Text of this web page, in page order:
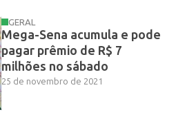
GERAL
Mega-Sena acumula e pode
pagar prêmio de R$ 7
milhões no sábado
25 de novembro de 2021